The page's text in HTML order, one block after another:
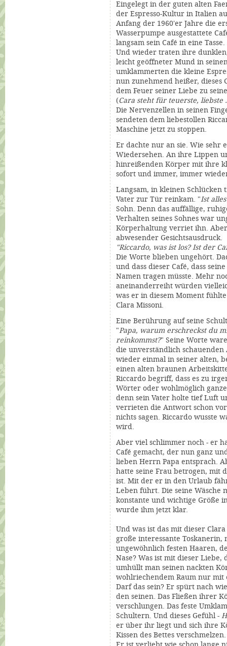
Eingelegt in der guten alten
der Espresso-Kultur in Italien
Anfang der 1960'er Jahre die
Wasserpumpe ausgestattete
langsam sein Café in eine Tasse.
Und wieder traten ihre
leicht geöffneter Mund in
umklammerten die kleine
nun zunehmend heißer, dieses
dem Feuer seiner Liebe zu
(Cara steht für teuerste, liebste
Die Nervenzellen in seinen
sendeten dem liebestollen
Maschine jetzt zu stoppen.
Er dachte nur an sie. Wie sehr
Wiedersehen. An ihre Lippen
hinreißenden Körper mit ihre
sofort und immer, immer
Langsam, in kleinen Schlücken
Vater zur Tür reinkam. "Ist
Sohn. Denn das auffällige,
Verhalten seines Sohnes war
Körperhaltung verriet ihn. Aber
abwesender Gesichtsausdruck.
"Riccardo, was ist los? Ist der
Die Worte blieben ungehört.
und dass dieser Café, dass
Namen tragen müsste. Mehr
aneinanderreiht würden
was er in diesem Moment
Clara Missoni.
Eine Berührung auf seine
"Papa, warum erschreckst du
reinkommst?" Seine Worte
die unverständlich schauenden
wieder einmal in seiner alten,
einen alten braunen
Riccardo begriff, dass es zu
Wörter oder wohlmöglich
denn sein Vater holte tief Luft
verrieten die Antwort schon
nichts sagen. Riccardo wusste
wird.
Aber viel schlimmer noch - er
Café gemacht, der nun ganz
lieben Herrn Papa entsprach.
hatte seine Frau betrogen, mit
ist. Mit der er in den Urlaub
Leben führt. Die seine Wäsche
konstante und wichtige Größe
wurde ihm jetzt klar.
Und was ist das mit dieser
große interessante
ungewöhnlich festen Haaren,
Nase? Was ist mit dieser Liebe,
umhüllt man seinen nackten
wohlriechendem Raum nur mit
Darf das sein? Er spürt nach
den seinen. Das Fließen ihrer
verschlungen. Das feste
Schultern. Und dieses Gefühl -
er über ihr liegt und sich ihre
Kissen des Bettes